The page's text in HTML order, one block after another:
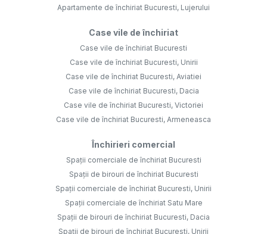
Apartamente de închiriat Bucuresti, Lujerului
Case vile de închiriat
Case vile de închiriat Bucuresti
Case vile de închiriat Bucuresti, Unirii
Case vile de închiriat Bucuresti, Aviatiei
Case vile de închiriat Bucuresti, Dacia
Case vile de închiriat Bucuresti, Victoriei
Case vile de închiriat Bucuresti, Armeneasca
Închirieri comercial
Spații comerciale de închiriat Bucuresti
Spații de birouri de închiriat Bucuresti
Spații comerciale de închiriat Bucuresti, Unirii
Spații comerciale de închiriat Satu Mare
Spații de birouri de închiriat Bucuresti, Dacia
Spații de birouri de închiriat Bucuresti, Unirii